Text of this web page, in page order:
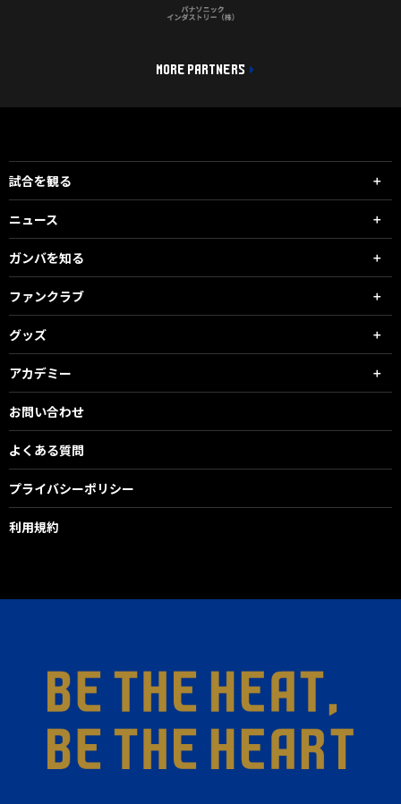
MORE PARTNERS
試合を観る
ニュース
ガンバを知る
ファンクラブ
グッズ
アカデミー
お問い合わせ
よくある質問
プライバシーポリシー
利用規約